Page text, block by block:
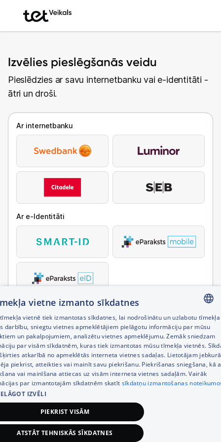
Izvēlies pieslēgšanās veidu
Pieslēdzies ar savu internetbanku vai e-identitāti -
ātri un droši.
Ar internetbanku
Ar e-Identitāti
LATVIAN
RUSSIAN
ENGLISH
vietne izmanto sīkdatnes
vietnē tiek izmantotas sīkdatnes, lai nodrošinātu un uzlabotu tīmekļa
darbību, sniegtu vietnes apmeklētājiem pielāgotu informāciju par mūsu
un pakalpojumiem, analizētu vietnes apmeklējumu. Zemāk sniedzam
par visām sīkdatnēm, kuras tiek izmantotas mūsu tīmekļa vietnēs.
atkarībā no apmeklētās interneta vietnes sadaļas. Lietotājam
piekrist, atteikties vai mainīt savu piekrišanu. Piekrišanas sniegšana, kā
vai mainīšana attiecas uz visām interneta vietnes sadaļām. Vairāk
par izmantotajām sīkdatnēm skatīt sīkdatņu izmantošanas
IZVĒLI
PIEKRIST VISĀM
ATSTĀT TEHNISKĀS SĪKDATNES